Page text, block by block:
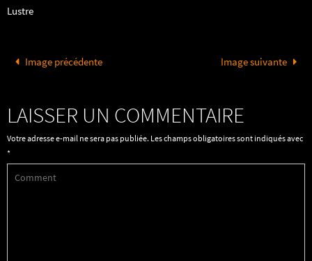
Lustre
Image précédente Image suivante
LAISSER UN COMMENTAIRE
Votre adresse e-mail ne sera pas publiée. Les champs obligatoires sont indiqués avec
*